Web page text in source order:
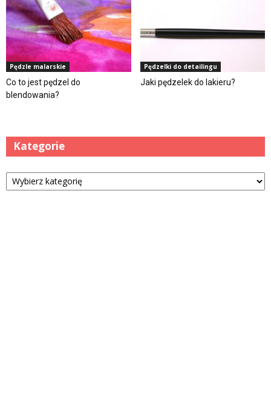
Pędzle malarskie
Co to jest pędzel do
blendowania?
Pędzelki do detailingu
Jaki pędzelek do lakieru?
Kategorie
Kategorie